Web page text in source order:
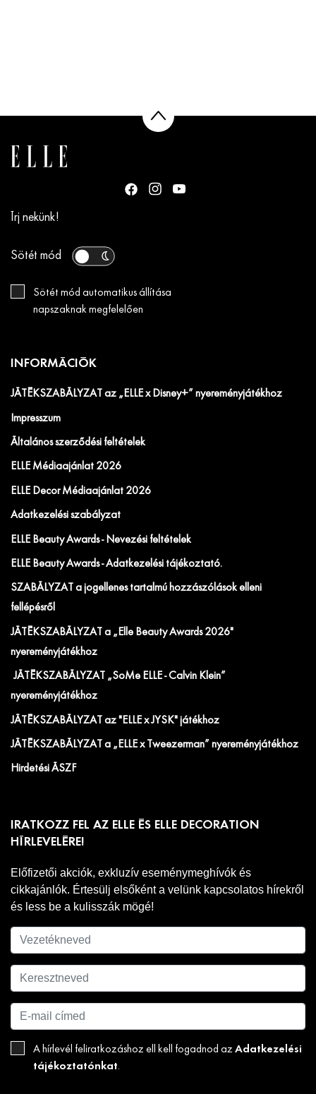
Írj nekünk!
Sötét mód
Sötét mód automatikus állítása
napszaknak megfelelően
INFORMÁCIÓK
JÁTÉKSZABÁLYZAT az „ELLE x Disney+” nyereményjátékhoz
Impresszum
Általános szerződési feltételek
ELLE Médiaajánlat 2026
ELLE Decor Médiaajánlat 2026
Adatkezelési szabályzat
ELLE Beauty Awards - Nevezési feltételek
ELLE Beauty Awards - Adatkezelési tájékoztató.
SZABÁLYZAT a jogellenes tartalmú hozzászólások elleni
fellépésről
JÁTÉKSZABÁLYZAT a „Elle Beauty Awards 2026"
nyereményjátékhoz
JÁTÉKSZABÁLYZAT „SoMe ELLE - Calvin Klein”
nyereményjátékhoz
JÁTÉKSZABÁLYZAT az "ELLE x JYSK" játékhoz
JÁTÉKSZABÁLYZAT a „ELLE x Tweezerman” nyereményjátékhoz
Hirdetési ÁSZF
IRATKOZZ FEL AZ ELLE ÉS ELLE DECORATION
HÍRLEVELÉRE!
Előfizetői akciók, exkluzív eseménymeghívók és
cikkajánlók. Értesülj elsőként a velünk kapcsolatos hírekről
és less be a kulisszák mögé!
A hírlevél feliratkozáshoz ell kell fogadnod az Adatkezelési
tájékoztatónkat.